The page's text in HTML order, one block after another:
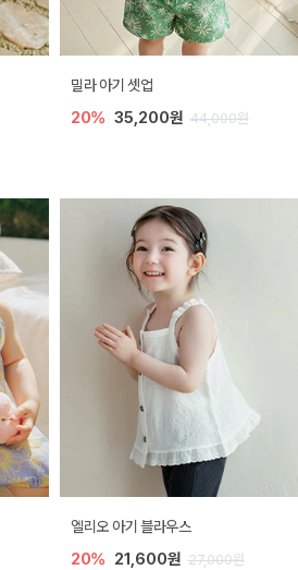
밀라 아기 셋업
20% 35,200원 44,000원
엘리오 아기 블라우스
20% 21,600원 27,000원